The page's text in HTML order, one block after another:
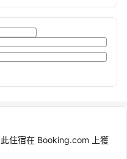
住宿在 Booking.com 上獲